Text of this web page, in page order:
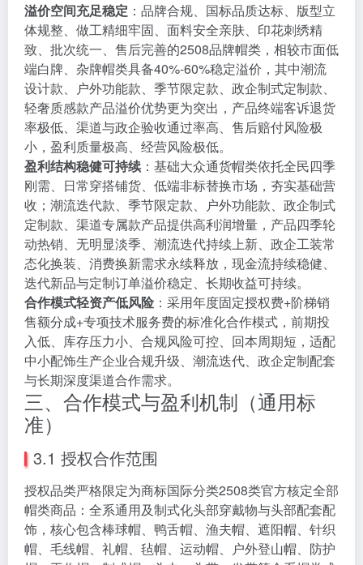
溢价空间充足稳定 ：品牌合规、国标品质达标、版型立
体规整、做工精细牢固、面料安全亲肤、印花刺绣精
致、批次统一、售后完善的2508品牌帽类，相较市面低
端白牌、杂牌帽类具备40%-60%稳定溢价，其中潮流
设计款、户外功能款、季节限定款、政企制式定制款、
轻奢质感款产品溢价优势更为突出，产品终端客诉退货
率极低、渠道与政企验收通过率高、售后赔付风险极
小，盈利质量极高、经营风险极低。
盈利结构稳健可持续 ：基础大众通货帽类依托全民四季
刚需、日常穿搭铺货、低端非标替换市场，夯实基础营
收；潮流迭代款、季节限定款、户外功能款、政企制式
定制款、渠道专属款产品提供高利润增量，产品四季轮
动热销、无明显淡季、潮流迭代持续上新、政企工装常
态化换装、消费换新需求永续释放，现金流持续稳健、
迭代新品与定制订单溢价稳定、长期收益可持续。
合作模式轻资产低风险：采用年度固定授权费+阶梯销
售额分成+专项技术服务费的标准化合作模式，前期投
入低、库存压力小、合规风险可控、回本周期短，适配
中小配饰生产企业合规升级、潮流迭代、政企定制配套
与长期深度渠道合作需求。
三、合作模式与盈利机制（通用标
准）
3.1 授权合作范围
授权品类严格限定为商标国际分类2508类官方核定全部
帽类商品：全系通用及制式化头部穿戴物与头部配套配
饰，核心包含棒球帽、鸭舌帽、渔夫帽、遮阳帽、针织
帽、毛线帽、礼帽、毡帽、运动帽、户外登山帽、防护